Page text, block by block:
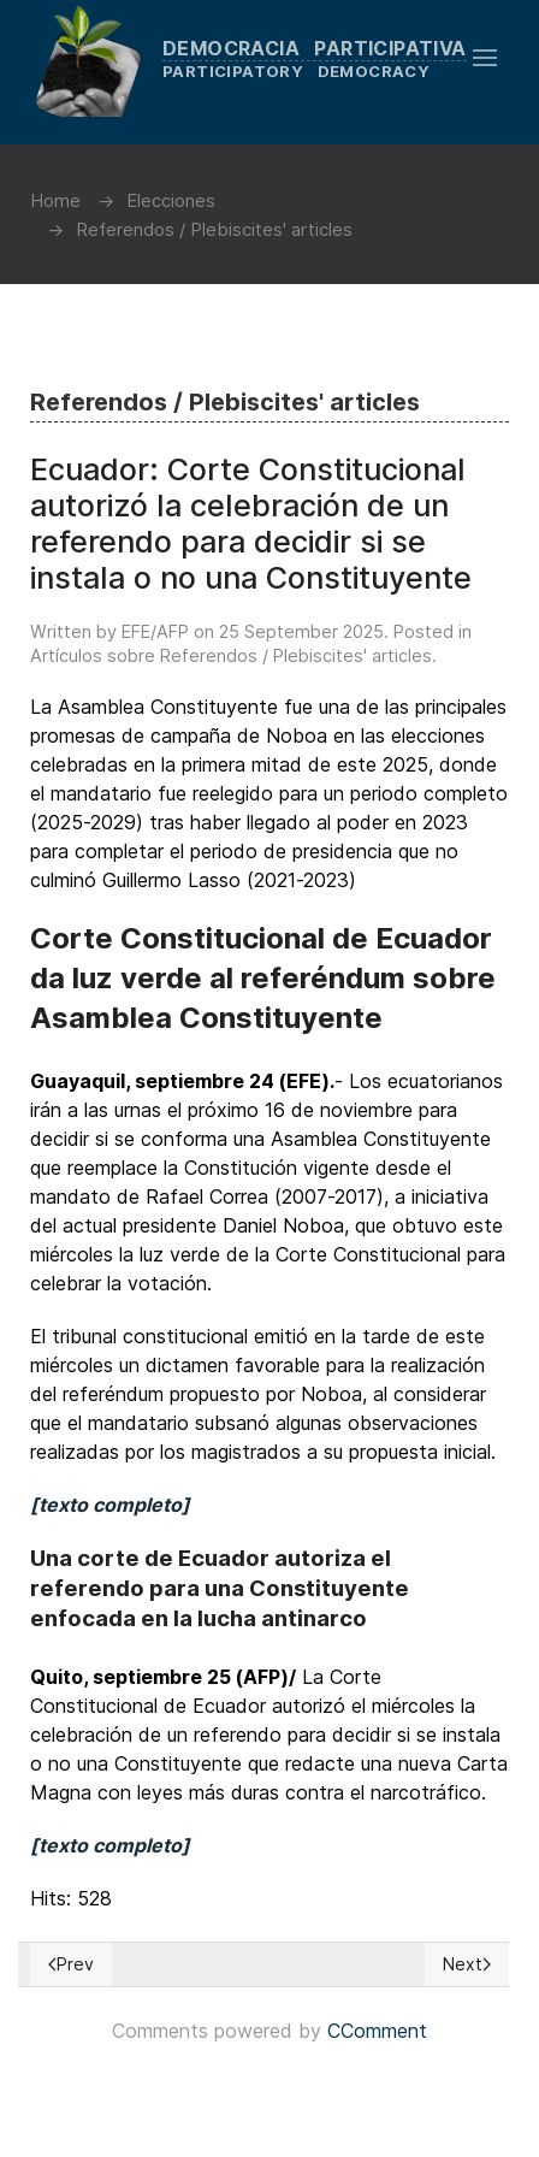
DEMOCRACIA PARTICIPATIVA
PARTICIPATORY DEMOCRACY
Home
Elecciones
Referendos / Plebiscites' articles
Referendos / Plebiscites' articles
Ecuador: Corte Constitucional
autorizó la celebración de un
referendo para decidir si se
instala o no una Constituyente
Written by EFE/AFP on 25 September 2025. Posted in
Artículos sobre Referendos / Plebiscites' articles.
La Asamblea Constituyente fue una de las principales
promesas de campaña de Noboa en las elecciones
celebradas en la primera mitad de este 2025, donde
el mandatario fue reelegido para un periodo completo
(2025-2029) tras haber llegado al poder en 2023
para completar el periodo de presidencia que no
culminó Guillermo Lasso (2021-2023)
Corte Constitucional de Ecuador
da luz verde al referéndum sobre
Asamblea Constituyente
Guayaquil, septiembre 24 (EFE).- Los ecuatorianos
irán a las urnas el próximo 16 de noviembre para
decidir si se conforma una Asamblea Constituyente
que reemplace la Constitución vigente desde el
mandato de Rafael Correa (2007-2017), a iniciativa
del actual presidente Daniel Noboa, que obtuvo este
miércoles la luz verde de la Corte Constitucional para
celebrar la votación.
El tribunal constitucional emitió en la tarde de este
miércoles un dictamen favorable para la realización
del referéndum propuesto por Noboa, al considerar
que el mandatario subsanó algunas observaciones
realizadas por los magistrados a su propuesta inicial.
[texto completo]
Una corte de Ecuador autoriza el
referendo para una Constituyente
enfocada en la lucha antinarco
Quito, septiembre 25 (AFP)/ La Corte
Constitucional de Ecuador autorizó el miércoles la
celebración de un referendo para decidir si se instala
o no una Constituyente que redacte una nueva Carta
Magna con leyes más duras contra el narcotráfico.
[texto completo]
Hits: 528
Previous article: Eslovaquia: Parlamento aprueba
Prev Next
Next
Comments powered by CComment